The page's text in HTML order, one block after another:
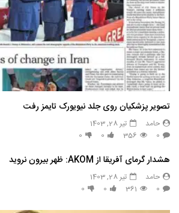
تصویر پزشکیان روی جلد نیویورک تایمز رفت
حامد
تیر 28, 1403
0
356
0
0
هشدار گرمای آفریقا از AKOM: ظهر بیرون نروید
حامد
تیر 28, 1403
0
361
0
0